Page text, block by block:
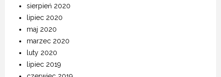
sierpień 2020
lipiec 2020
maj 2020
marzec 2020
luty 2020
lipiec 2019